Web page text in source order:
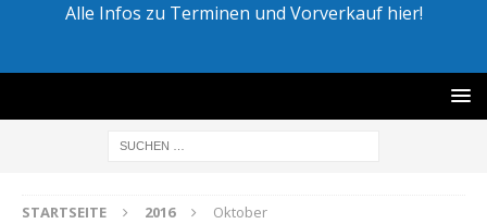
Alle Infos zu Terminen und Vorverkauf hier!
STARTSEITE 2016 Oktober